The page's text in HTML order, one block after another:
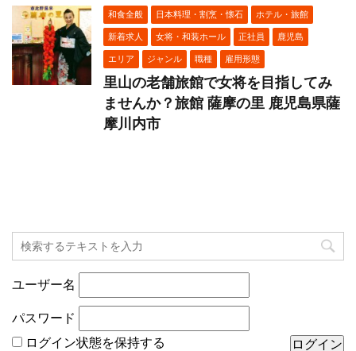
和食全般 日本料理・割烹・懐石 ホテル・旅館
新着求人 女将・和装ホール 正社員 鹿児島
エリア ジャンル 職種 雇用形態
里山の老舗旅館で女将を目指してみ
ませんか？旅館 薩摩の里 鹿児島県薩
摩川内市
ユーザー名
パスワード
ログイン状態を保持する